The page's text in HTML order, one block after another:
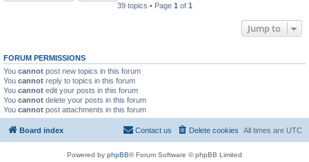
39 topics • Page 1 of 1
Jump to
FORUM PERMISSIONS
You cannot post new topics in this forum
You cannot reply to topics in this forum
You cannot edit your posts in this forum
You cannot delete your posts in this forum
You cannot post attachments in this forum
Board index All times are UTC
Delete cookies
Contact us
Powered by phpBB® Forum Software © phpBB Limited